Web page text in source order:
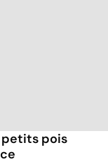
petits pois